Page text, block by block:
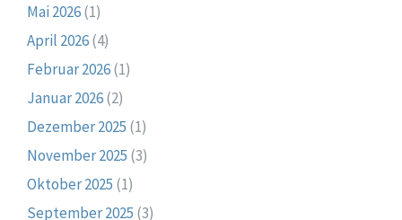
Mai 2026(1)
April 2026(4)
Februar 2026(1)
Januar 2026(2)
Dezember 2025 (1)
November 2025 (3)
Oktober 2025 (1)
September 2025 (3)